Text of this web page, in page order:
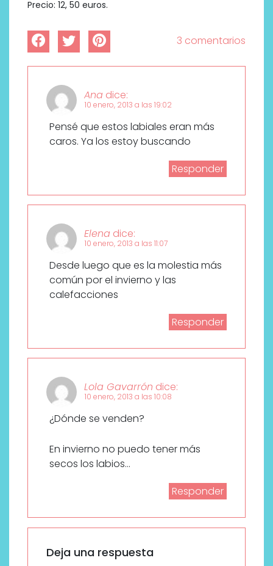
Precio: 12, 50 euros.
3 comentarios
Ana dice:
10 enero, 2013 a las 19:02
Pensé que estos labiales eran más
caros. Ya los estoy buscando
Responder
Elena dice:
10 enero, 2013 a las 11:07
Desde luego que es la molestia más
común por el invierno y las
calefacciones
Responder
Lola Gavarrón dice:
10 enero, 2013 a las 10:08
¿Dónde se venden?
En invierno no puedo tener más
secos los labios…
Responder
Deja una respuesta